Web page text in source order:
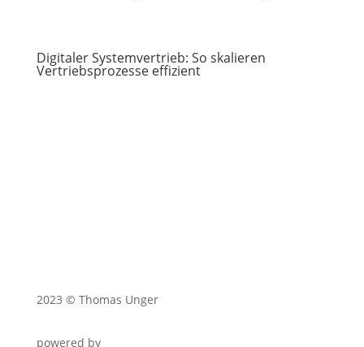
Digitaler Systemvertrieb: So skalieren
Vertriebsprozesse effizient
2023 © Thomas Unger
powered by